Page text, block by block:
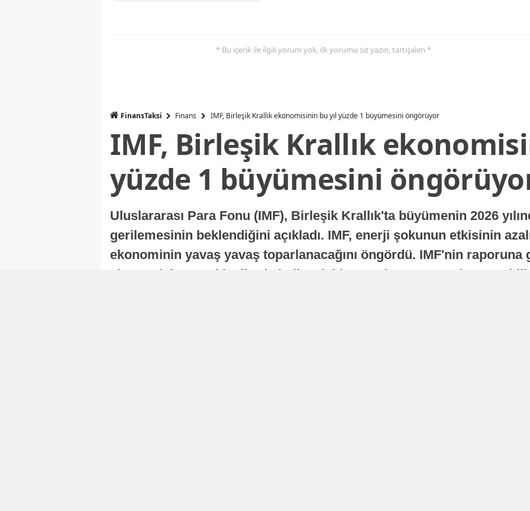
* Bu içerik ile ilgili yorum yok, ilk yorumu siz yazın, tartışalım *
FinansTaksi Finans IMF, Birleşik Krallık ekonomisinin bu yıl yüzde 1 büyümesini öngörüyor
IMF, Birleşik Krallık
yüzde 1 büyümesini
Uluslararası Para Fonu (IMF), Birleşik Krallık'ta büyümenin 2026
gerilemesinin beklendiğini açıkladı. IMF, enerji şokunun etkisinin
ekonominin yavaş yavaş toparlanacağını öngördü. IMF'nin raporuna
ekonomisi, sonraki yıllarda istikrarlı bir toparlanma süreci